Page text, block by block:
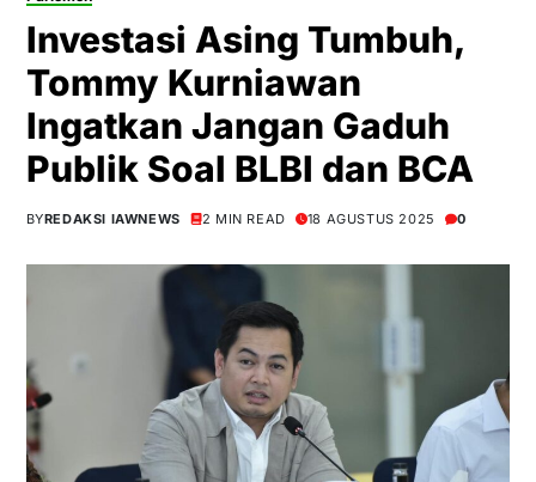
Investasi Asing Tumbuh,
Tommy Kurniawan
Ingatkan Jangan Gaduh
Publik Soal BLBI dan BCA
BYREDAKSI IAWNEWS 2 MIN READ 18 AGUSTUS 2025 0